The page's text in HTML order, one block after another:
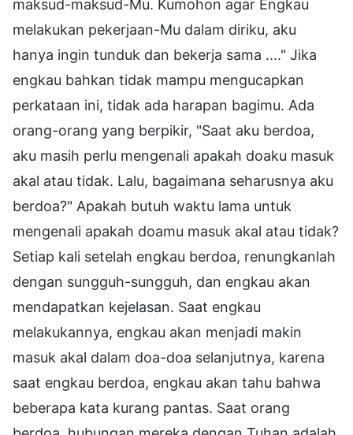
maksud-maksud-Mu. Kumohon agar Engkau
melakukan pekerjaan-Mu dalam diriku, aku
hanya ingin tunduk dan bekerja sama ...." Jika
engkau bahkan tidak mampu mengucapkan
perkataan ini, tidak ada harapan bagimu. Ada
orang-orang yang berpikir, "Saat aku berdoa,
aku masih perlu mengenali apakah doaku masuk
akal atau tidak. Lalu, bagaimana seharusnya aku
berdoa?" Apakah butuh waktu lama untuk
mengenali apakah doamu masuk akal atau tidak?
Setiap kali setelah engkau berdoa, renungkanlah
dengan sungguh-sungguh, dan engkau akan
mendapatkan kejelasan. Saat engkau
melakukannya, engkau akan menjadi makin
masuk akal dalam doa-doa selanjutnya, karena
saat engkau berdoa, engkau akan tahu bahwa
beberapa kata kurang pantas. Saat orang